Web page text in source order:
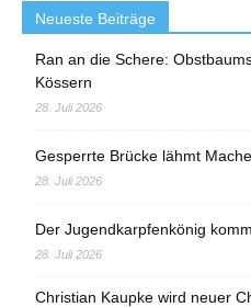
Neueste Beiträge
Ran an die Schere:
Kössern
28. Juli 2026
Gesperrte Brücke lähmt
28. Juli 2026
Der Jugendkarpfenkönig
28. Juli 2026
Christian Kaupke wird neuer